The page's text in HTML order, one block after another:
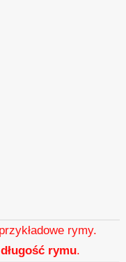
rymy.
długość rymu.